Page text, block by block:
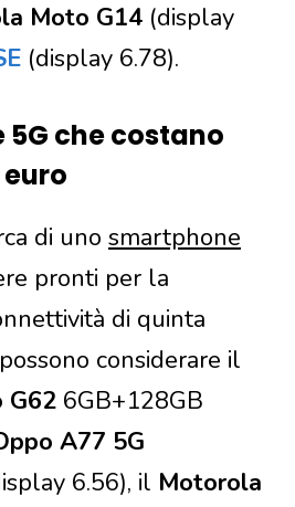
Moto G14 (display
(display 6.78).
che costano
di uno smartphone
pronti per la
di quinta
considerare il
G62 6GB+128GB
A77 5G
6.56), il Motorola